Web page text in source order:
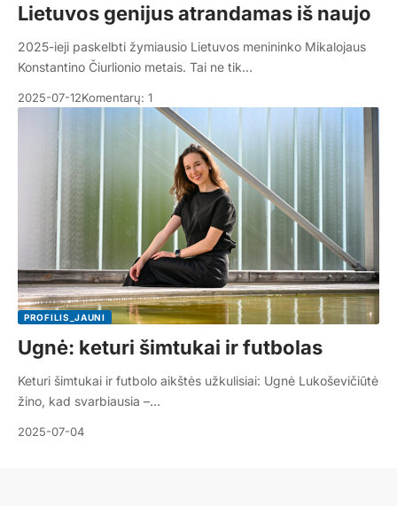
Lietuvos genijus atrandamas iš naujo
2025-ieji paskelbti žymiausio Lietuvos menininko Mikalojaus
Konstantino Čiurlionio metais. Tai ne tik…
2025-07-12Komentarų: 1
PROFILIS_JAUNI
Ugnė: keturi šimtukai ir futbolas
Keturi šimtukai ir futbolo aikštės užkulisiai: Ugnė Lukoševičiūtė
žino, kad svarbiausia –…
2025-07-04